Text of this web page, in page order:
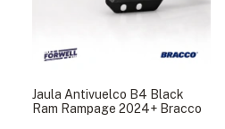
Jaula Antivuelco B4 Black
Ram Rampage 2024+ Bracco